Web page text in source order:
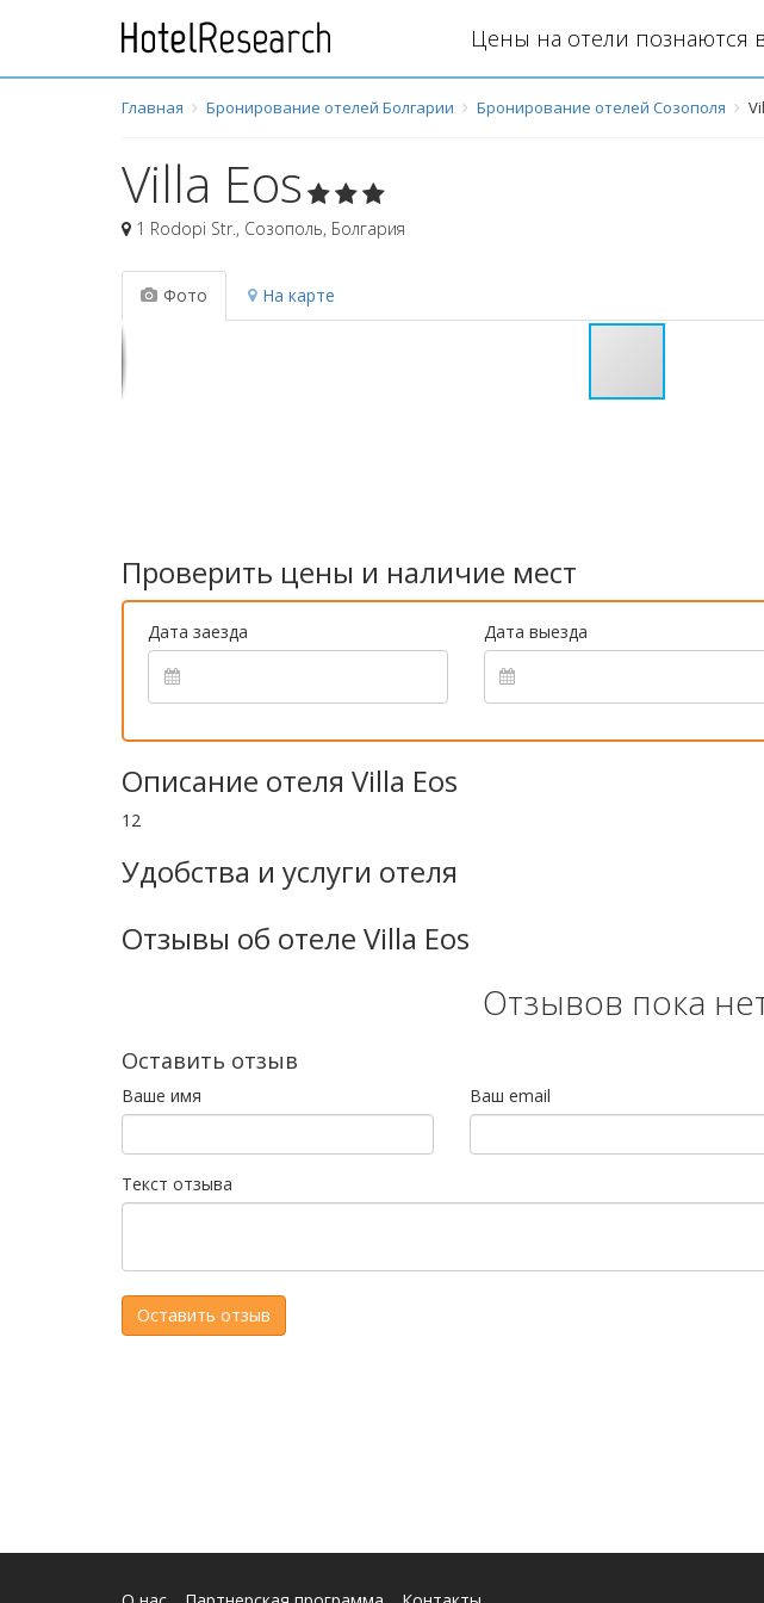
Цены на отели познаются
Главная Бронирование отелей Болгарии Бронирование отелей Созополя
Villa Eos
1 Rodopi Str., Созополь, Болгария
Фото На карте
Проверить цены и наличие мест
Дата заезда Дата выезда
Описание отеля Villa Eos
12
Удобства и услуги отеля
Отзывы об отеле Villa Eos
Отзывов пока
Оставить отзыв
Ваше имя Ваш email
Текст отзыва